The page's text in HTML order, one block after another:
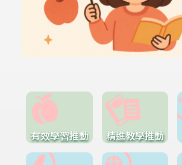
有效學習推動 精進教學推動